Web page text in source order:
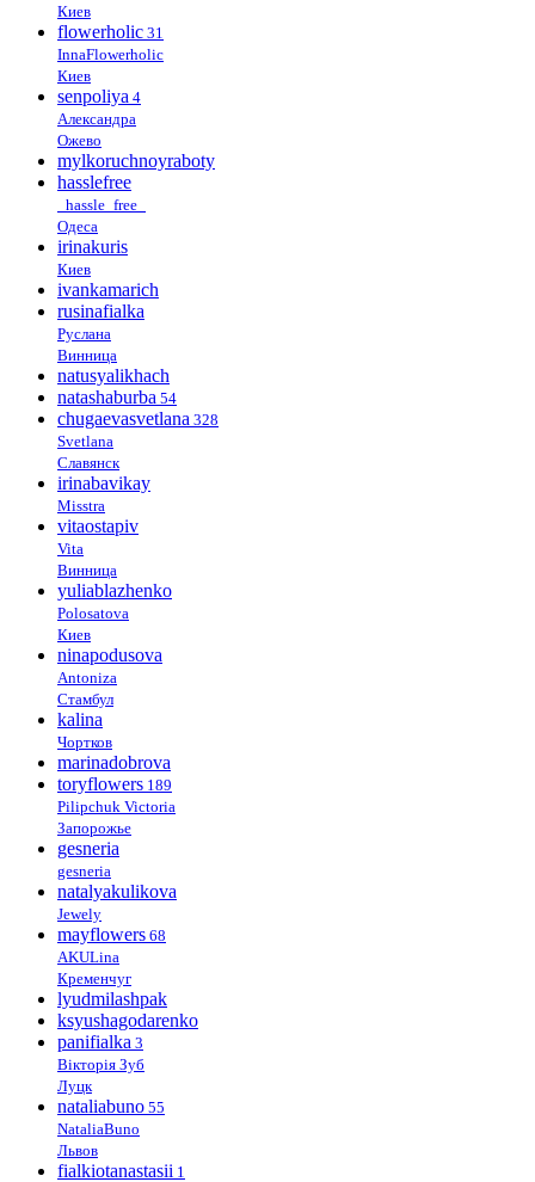
Киев
flowerholic 31
InnaFlowerholic
Киев
senpoliya 4
Александра
Ожево
mylkoruchnoyraboty
hasslefree
_hassle_free_
Одеса
irinakuris
Киев
ivankamarich
rusinafialka
Руслана
Винница
natusyalikhach
natashaburba 54
chugaevasvetlana 328
Svetlana
Славянск
irinabavikay
Misstra
vitaostapiv
Vita
Винница
yuliablazhenko
Polosatova
Киев
ninapodusova
Antoniza
Стамбул
kalina
Чортков
marinadobrova
toryflowers 189
Pilipchuk Victoria
Запорожье
gesneria
gesneria
natalyakulikova
Jewely
mayflowers 68
AKULina
Кременчуг
lyudmilashpak
ksyushagodarenko
panifialka 3
Вікторія Зуб
Луцк
nataliabuno 55
NataliaBuno
Львов
fialkiotanastasii 1